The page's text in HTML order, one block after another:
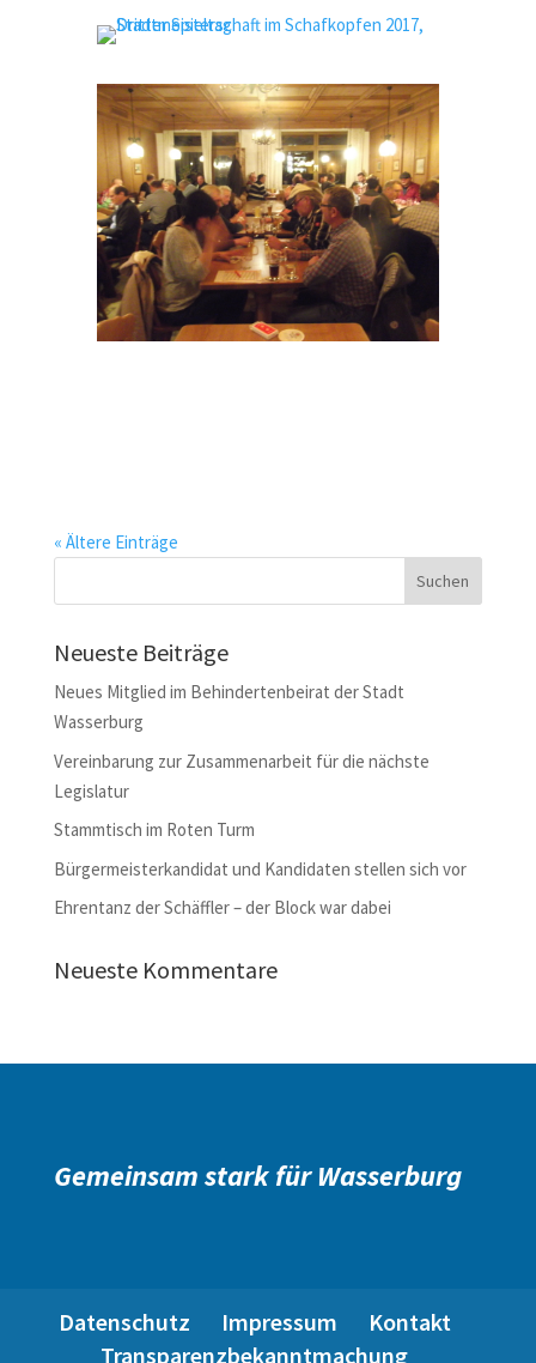
« Ältere Einträge
Neueste Beiträge
Neues Mitglied im Behindertenbeirat der Stadt
Wasserburg
Vereinbarung zur Zusammenarbeit für die nächste
Legislatur
Stammtisch im Roten Turm
Bürgermeisterkandidat und Kandidaten stellen sich vor
Ehrentanz der Schäffler – der Block war dabei
Neueste Kommentare
Gemeinsam stark für Wasserburg
Datenschutz Impressum
Kontakt
Transparenzbekanntmachung